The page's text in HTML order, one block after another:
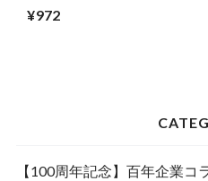
用/30g×10【ご自宅用】
¥972
【100周年記念】百年企業コ